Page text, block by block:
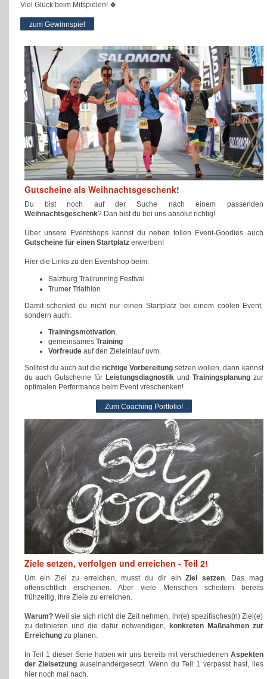
Viel Glück beim Mitspielen! 🍀
zum Gewinnspiel
Gutscheine als Weihnachtsgeschenk!
Du bist noch auf der Suche nach einem passenden
Weihnachtsgeschenk? Dan bist du bei uns absolut richtig!
Über unsere Eventshops kannst du neben tollen Event-Goodies auch
Gutscheine für einen Startplatz erwerben!
Hier die Links zu den Eventshop beim:
Salzburg Trailrunning Festival
Trumer Triathlon
Damit schenkst du nicht nur einen Startplatz bei einem coolen Event,
sondern auch:
Trainingsmotivation,
gemeinsames Training
Vorfreude auf den Zieleinlauf uvm.
Solltest du auch auf die richtige Vorbereitungsetzen wollen, dann kannst
du auch Gutscheine für Leistungsdiagnostik und Trainingsplanung zur
optimalen Performance beim Event vreschenken!
Zum Coaching Portfolio!
Ziele setzen, verfolgen und erreichen - Teil 2!
Um ein Ziel zu erreichen, musst du dir einZiel setzen . Das mag
offensichtlich erscheinen. Aber viele Menschen scheitern bereits
frühzeitig, ihre Ziele zu erreichen.
Warum?Weil sie sich nicht die Zeit nehmen, ihr(e) spezifisches(n) Ziel(e)
zu definieren und die dafür notwendigen, konkreten Maßnahmen zur
Erreichungzu planen.
In Teil 1 dieser Serie haben wir uns bereits mit verschiedenen Aspekten
der Zielsetzung auseinandergesetzt. Wenn du Teil 1 verpasst hast, lies
hier noch mal nach.